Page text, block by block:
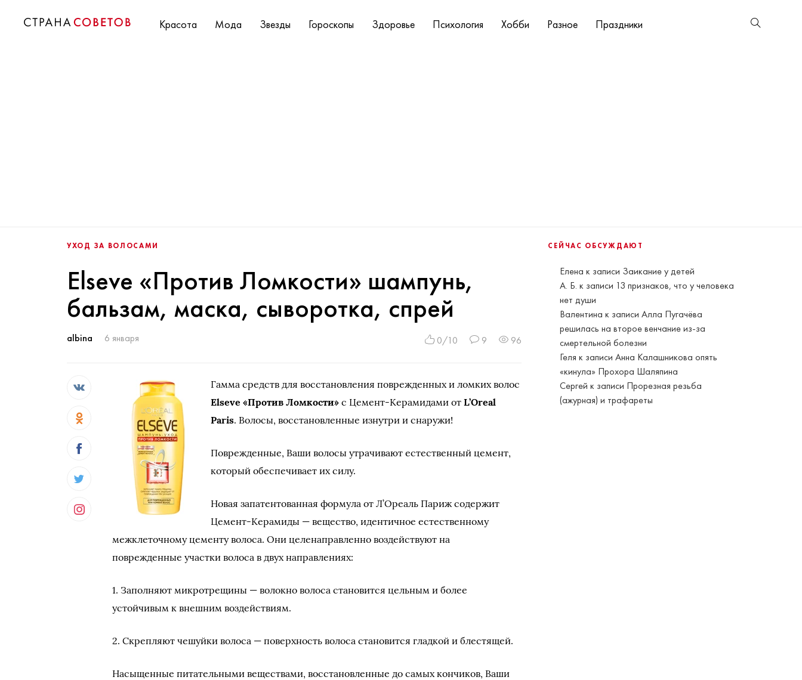
Красота Мода Звезды Гороскопы Здоровье Психология Хобби Разное Праздники
СЕЙЧАС ОБСУЖДАЮТ
Елена к записи Заикание у детей
А. Б. к записи 13 признаков, что у человека
нет души
Валентина к записиАлла Пугачёва
решилась на второе венчание из-за
смертельной болезни
Геля к записиАнна Калашникова опять
«кинула» Прохора Шаляпина
Сергей к записи Прорезная резьба
(ажурная) и трафареты
УХОД ЗА ВОЛОСАМИ
Elseve «Против Ломкости» шампунь,
бальзам, маска, сыворотка, спрей
albina 6 января 0/10 9 96
Гамма средств для восстановления поврежденных и ломких волос
Elseve «Против Ломкости» с Цемент-Керамидами отL’Oreal
Paris. Волосы, восстановленные изнутри и снаружи!
Поврежденные, Ваши волосы утрачивают естественный цемент,
который обеспечивает их силу.
Новая запатентованная формула от Л’Ореаль Париж содержит
Цемент-Керамиды — вещество, идентичное естественному
межклеточному цементу волоса. Они целенаправленно воздействуют на
поврежденные участки волоса в двух направлениях:
1. Заполняют микротрещины — волокно волоса становится цельным и более
устойчивым к внешним воздействиям.
2. Скрепляют чешуйки волоса — поверхность волоса становится гладкой и блестящей.
Насыщенные питательными веществами, восстановленные до самых кончиков, Ваши